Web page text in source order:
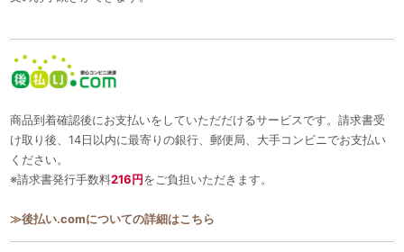
商品到着確認後にお支払いをしていただだけるサービスです。請求書受
け取り後、14日以内に最寄りの銀行、郵便局、大手コンビニでお支払い
ください。
※請求書発行手数料216円をご負担いただきます。
≫後払い.comについての詳細はこちら